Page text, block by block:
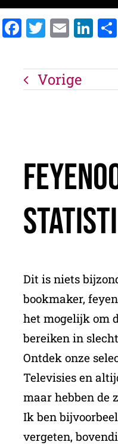
Facebook
Twitter
Email
Vorige
Dit is niets
bookmaker,
het mogelijk om
bereiken in
Ontdek onze
Televisies en
maar hebben de
Ik ben
vergeten,